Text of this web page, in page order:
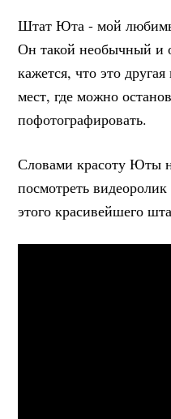
Штат Юта - мой
Он такой необычный и
кажется, что это
мест, где можно
пофотографировать.
Словами красоту Юты
посмотреть
этого красивейшего